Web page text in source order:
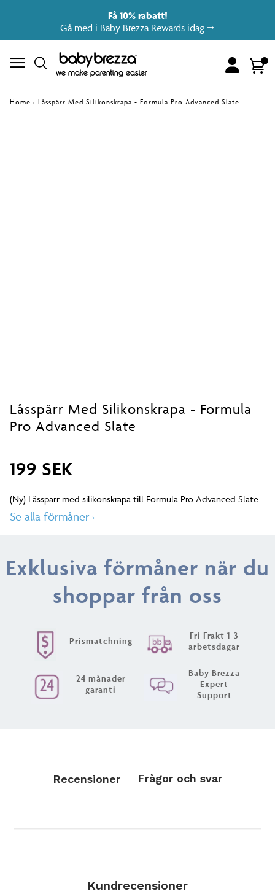
Få 10% rabatt!
Gå med i Baby Brezza Rewards idag ⭢
AccountCart
we make parenting easier
Home › Låsspärr Med Silikonskrapa - Formula Pro Advanced Slate
Låsspärr Med Silikonskrapa - Formula
Pro Advanced Slate
199 SEK
(Ny) Låsspärr med silikonskrapa till Formula Pro Advanced Slate
Se alla förmåner ›
Exklusiva förmåner när du
shoppar från oss
Prismatchning
Fri Frakt 1-3
arbetsdagar
24 månader
garanti
Baby Brezza
Expert
Support
Recensioner Frågor och svar
Kundrecensioner